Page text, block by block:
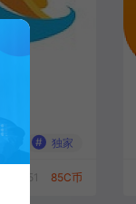
# 独家
2,451 85C币